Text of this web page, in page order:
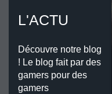
L'ACTU
Découvre notre blog
! Le blog fait par des
gamers pour des
gamers